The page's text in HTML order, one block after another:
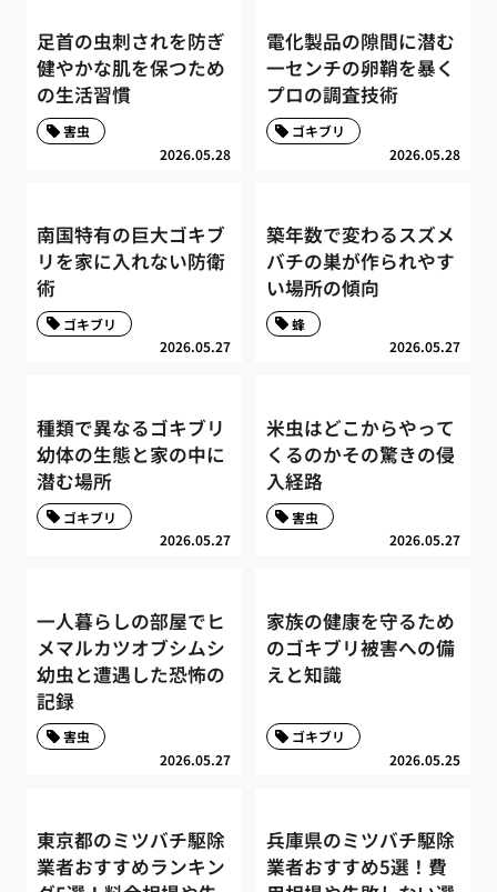
足首の虫刺されを防ぎ
健やかな肌を保つため
の生活習慣
2026.05.28
害虫
電化製品の隙間に潜む
一センチの卵鞘を暴く
プロの調査技術
2026.05.28
ゴキブリ
南国特有の巨大ゴキブ
リを家に入れない防衛
術
2026.05.27
ゴキブリ
築年数で変わるスズメ
バチの巣が作られやす
い場所の傾向
2026.05.27
蜂
種類で異なるゴキブリ
幼体の生態と家の中に
潜む場所
2026.05.27
ゴキブリ
米虫はどこからやって
くるのかその驚きの侵
入経路
2026.05.27
害虫
一人暮らしの部屋でヒ
メマルカツオブシムシ
幼虫と遭遇した恐怖の
記録
2026.05.27
害虫
家族の健康を守るため
のゴキブリ被害への備
えと知識
2026.05.25
ゴキブリ
東京都のミツバチ駆除
業者おすすめランキン
兵庫県のミツバチ駆除
業者おすすめ5選！費